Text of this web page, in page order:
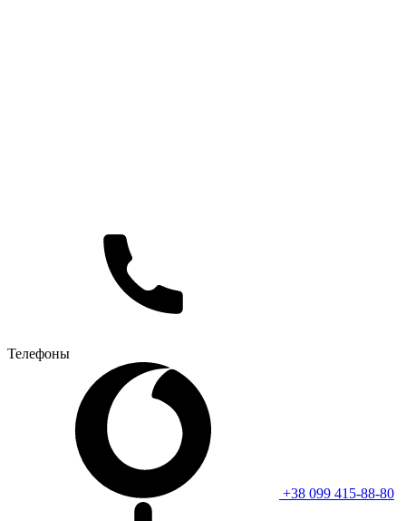
Телефоны
+38 099 415-88-80